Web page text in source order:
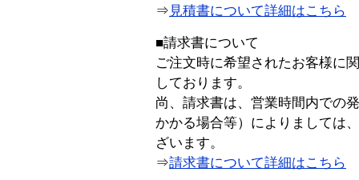
⇒ 見積書について詳細はこちら
■請求書について
ご注文時に希望されたお客様に
しております。
尚、請求書は、営業時間内での
かかる場合等）によりましては
ざいます。
⇒請求書について詳細はこちら